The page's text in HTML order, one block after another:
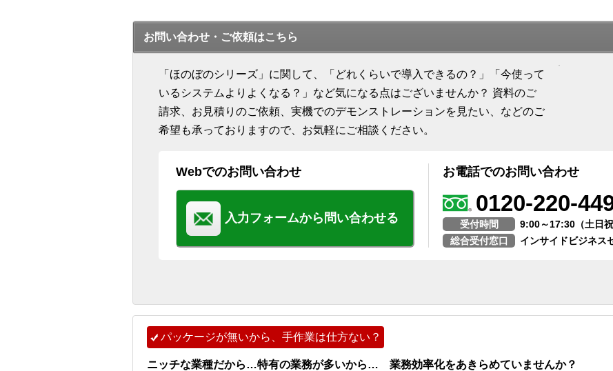
お問い合わせ・ご依頼はこちら
「ほのぼのシリーズ」に関して、「どれくらいで導入できるの？」「今使って
いるシステムよりよくなる？」など気になる点はございませんか？ 資料のご
請求、お見積りのご依頼、実機でのデモンストレーションを見たい、などのご
希望も承っておりますので、お気軽にご相談ください。
Webでのお問い合わせ
入力フォームから問い合わせる
お電話でのお問い合わせ
0120-220-
受付時間
9:00～17:30（土日
総合受付窓口
インサイドビジネス
パッケージが無いから、手作業は仕方ない？
ニッチな業種だから…特有の業務が多いから… 業務効率化をあきらめていませんか？